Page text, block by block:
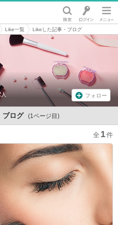
Like一覧 Likeした記事・ブログ
フォロー
ブログ (1ページ目)
1